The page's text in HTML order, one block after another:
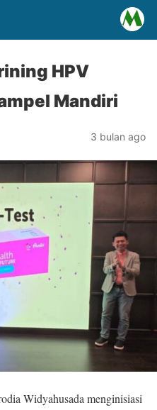
HPV
Mandiri
3 bulan ago
Widyahusada menginisiasi